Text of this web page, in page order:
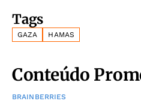
Tags
GAZA HAMAS